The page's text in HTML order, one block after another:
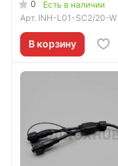
0
Есть в наличии
Арт. INH-L01-SC2/20-W
В корзину